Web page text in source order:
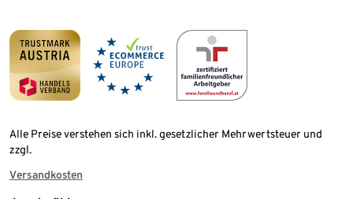
Alle Preise verstehen sich inkl. gesetzlicher Mehrwertsteuer und
zzgl.
Versandkosten